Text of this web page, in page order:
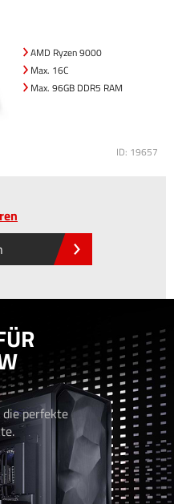
AMD Ryzen 9000
Max. 16C
Max. 96GB DDR5 RAM
ID: 19657
die perfekte